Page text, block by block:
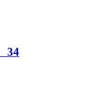
34